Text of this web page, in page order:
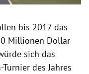
bis 2017 das
Millionen Dollar
sich das
Turnier des Jahres